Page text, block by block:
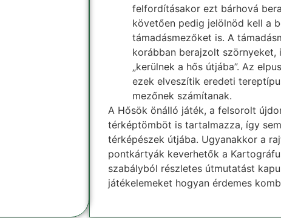
felfordításakor ezt bárhová
követően pedig jelölnöd kell a
támadásmezőket is. A
korábban berajzolt
„kerülnek a hős útjába”. Az
ezek elveszítik eredeti
mezőnek számítanak.
A Hősök önálló játék, a felsorolt
térképtömböt is tartalmazza, így
térképészek útjába. Ugyanakkor a
pontkártyák keverhetők a
szabályból részletes útmutatást
játékelemeket hogyan érdemes